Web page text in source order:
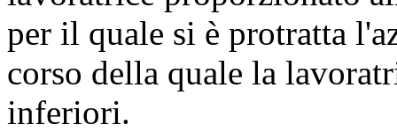
per il quale si è protratta
corso della quale la
inferiori.